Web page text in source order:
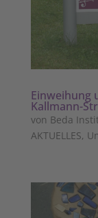
Einweihung
Kallmann-
von Beda
AKTUELLES,